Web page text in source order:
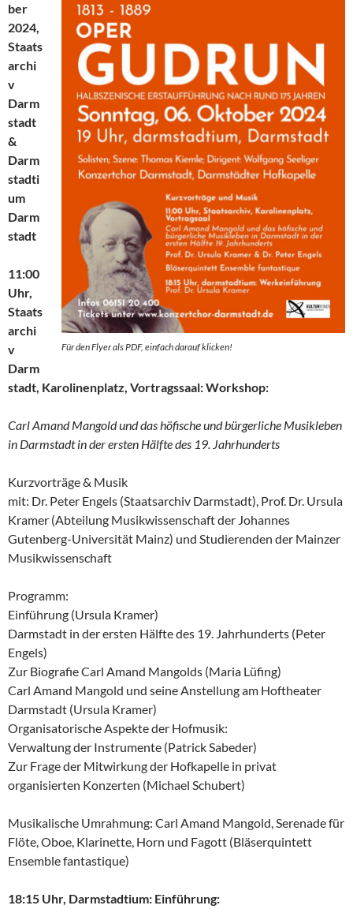
Für den Flyer als PDF, einfach darauf klicken!
ber
2024,
Staats
archi
v
Darm
stadt
&
Darm
stadti
um
Darm
stadt
11:00
Uhr,
Staats
archi
v
Darm
stadt, Karolinenplatz, Vortragssaal: Workshop:
Carl Amand Mangold und das höfische und bürgerliche Musikleben
in Darmstadt in der ersten Hälfte des 19. Jahrhunderts
Kurzvorträge & Musik
mit: Dr. Peter Engels (Staatsarchiv Darmstadt), Prof. Dr. Ursula
Kramer (Abteilung Musikwissenschaft der Johannes
Gutenberg-Universität Mainz) und Studierenden der Mainzer
Musikwissenschaft
Programm:
Einführung (Ursula Kramer)
Darmstadt in der ersten Hälfte des 19. Jahrhunderts (Peter
Engels)
Zur Biografie Carl Amand Mangolds (Maria Lüfing)
Carl Amand Mangold und seine Anstellung am Hoftheater
Darmstadt (Ursula Kramer)
Organisatorische Aspekte der Hofmusik:
Verwaltung der Instrumente (Patrick Sabeder)
Zur Frage der Mitwirkung der Hofkapelle in privat
organisierten Konzerten (Michael Schubert)
Musikalische Umrahmung: Carl Amand Mangold, Serenade für
Flöte, Oboe, Klarinette, Horn und Fagott (Bläserquintett
Ensemble fantastique)
18:15 Uhr, Darmstadtium: Einführung: